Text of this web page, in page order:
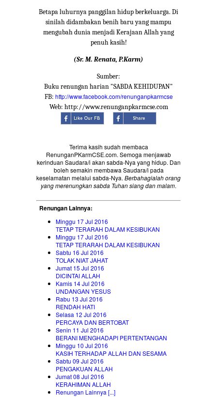
Betapa luhurnya panggilan hidup berkeluarga. Di
sinilah didambakan benih baru yang mampu
mengubah dunia menjadi Kerajaan Allah yang
penuh kasih!
(Sr. M. Renata, P.Karm)
Sumber:
Buku renungan harian "SABDA KEHIDUPAN"
FB: http://www.facebook.com/renunganpkarmcse
Web: http://www.renunganpkarmcse.com
Terima kasih sudah membaca
RenunganPKarmCSE.com. Semoga menjawab
kerinduan Saudara/i akan sabda-Nya yang hidup. Dan
boleh semakin membawa Saudara/i pada
keselamatan melalui sabda-Nya. Berbahagialah orang
yang merenungkan sabda Tuhan siang dan malam.
Renungan Lainnya:
Minggu 17 Jul 2016
TETAP TERARAH DALAM KESIBUKAN
Minggu 17 Jul 2016
TETAP TERARAH DALAM KESIBUKAN
Sabtu 16 Jul 2016
TOLAK NIAT JAHAT
Jumat 15 Jul 2016
DICINTAI ALLAH
Kamis 14 Jul 2016
UNDANGAN YESUS
Rabu 13 Jul 2016
RENDAH HATI
Selasa 12 Jul 2016
PERCAYA DAN BERTOBAT
Senin 11 Jul 2016
BERANI MENGHADAPI PERTENTANGAN
Minggu 10 Jul 2016
KASIH TERHADAP ALLAH DAN SESAMA
Sabtu 09 Jul 2016
PENGAKUAN ALLAH
Jumat 08 Jul 2016
KERAHIMAN ALLAH
Renungan Lainnya [...]